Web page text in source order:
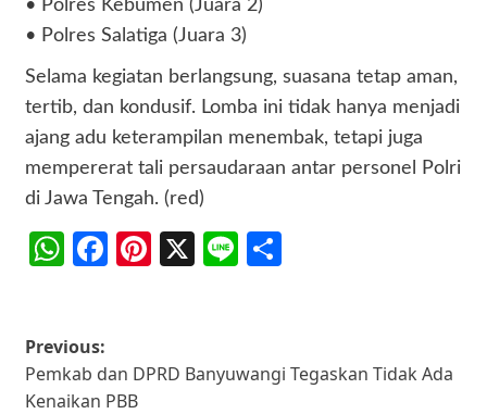
• Polres Kebumen (Juara 2)
• Polres Salatiga (Juara 3)
Selama kegiatan berlangsung, suasana tetap aman,
tertib, dan kondusif. Lomba ini tidak hanya menjadi
ajang adu keterampilan menembak, tetapi juga
mempererat tali persaudaraan antar personel Polri
di Jawa Tengah. (red)
WhatsApp
Facebook
Pinterest
X Line
Post
navigation
Previous:
Pemkab dan DPRD Banyuwangi Tegaskan Tidak Ada
Kenaikan PBB